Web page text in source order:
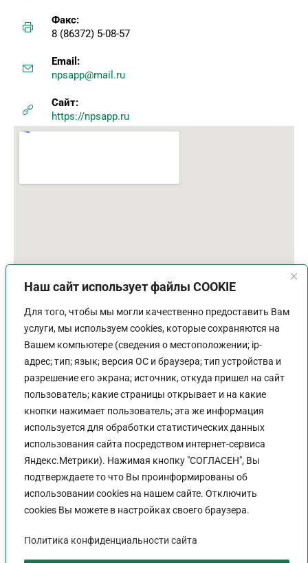
Наш сайт использует файлы COOKIE
Для того, чтобы мы могли качественно предоставить Вам
услуги, мы используем cookies, которые сохраняются на
Вашем компьютере (сведения о местоположении; ip-
адрес; тип; язык; версия ОС и браузера; тип устройства и
разрешение его экрана; источник, откуда пришел на сайт
пользователь; какие страницы открывает и на какие
кнопки нажимает пользователь; эта же информация
используется для обработки статистических данных
использования сайта посредством интернет-сервиса
Яндекс.Метрики). Нажимая кнопку "СОГЛАСЕН", Вы
подтверждаете то что Вы проинформированы об
использовании cookies на нашем сайте. Отключить
cookies Вы можете в настройках своего браузера.
Политика конфиденциальности сайта
Факс:
8 (86372) 5-08-57
Email:
npsapp@mail.ru
Сайт:
https://npsapp.ru
График работы
Пн-Пт:9:00 - 18:00
Перерыв:13:00 - 14:00
Выходной:Сб - Вс